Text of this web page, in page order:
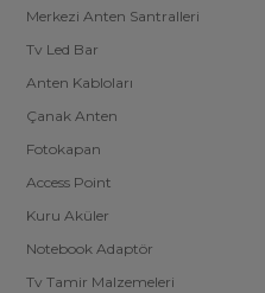
Merkezi Anten Santralleri
Tv Led Bar
Anten Kabloları
Çanak Anten
Fotokapan
Access Point
Kuru Aküler
Notebook Adaptör
Tv Tamir Malzemeleri